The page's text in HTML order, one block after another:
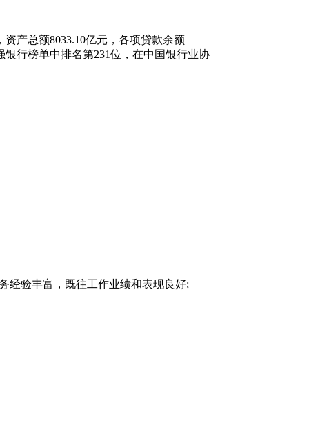
产总额8033.10亿元，各项贷款余额
银行榜单中排名第231位，在中国银行业协
验丰富，既往工作业绩和表现良好;